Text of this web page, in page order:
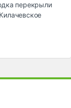
перекрыли